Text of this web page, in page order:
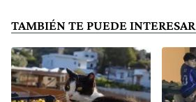
TAMBIÉN TE PUEDE INTERESAR